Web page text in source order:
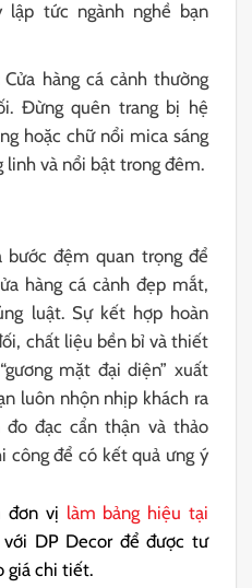
lập tức ngành nghề bạn
Cửa hàng cá cảnh thường
Đừng quên trang bị hệ
hoặc chữ nổi mica sáng
linh và nổi bật trong đêm.
bước đệm quan trọng để
hàng cá cảnh đẹp mắt,
luật. Sự kết hợp hoàn
chất liệu bền bỉ và thiết
mặt đại diện” xuất
luôn nhộn nhịp khách ra
đo đạc cẩn thận và thảo
để có kết quả ưng ý
đơn vị làm bảng hiệu tại
với DP Decor để được tư
giá chi tiết.